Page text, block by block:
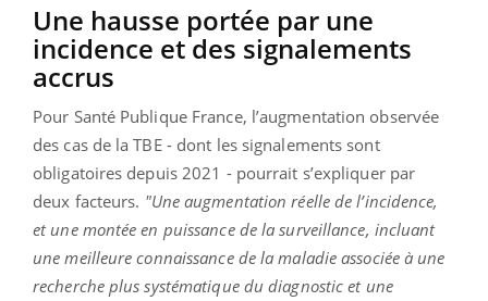
Une hausse portée par une
incidence et des signalements
accrus
Pour Santé Publique France, l’augmentation observée
des cas de la TBE - dont les signalements sont
obligatoires depuis 2021 - pourrait s’expliquer par
deux facteurs. "Une augmentation réelle de l’incidence,
et une montée en puissance de la surveillance, incluant
une meilleure connaissance de la maladie associée à une
recherche plus systématique du diagnostic et une